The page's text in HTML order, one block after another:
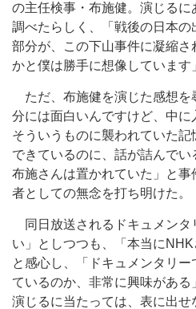
の主任検事・布施健。演じる
調べたらしく、「戦後の日本
部分が、この下山事件に凝縮さ
かと僕は勝手に想像しています
ただ、布施健を演じた感想を
分には面白いんですけど、中に
そういうものに襲われていた
できているのに、話が詰んで
布施さんは置かれていた」と
者としての無念を打ち明けた。
同日放送されるドキュメンタ
い」としつつも、「本当にNHK
と感心し、「ドキュメンタリ
ているのか、非常に興味がある
演じるに当たっては、表に出